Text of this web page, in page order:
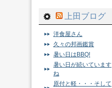
上田ブログ
洋食屋さん
久々の邦画鑑賞
暑い日はBBQ!
暑い日が続いています
ね
原付と軽・・・そして